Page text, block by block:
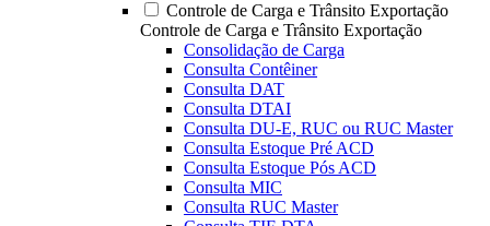
Controle de Carga e Trânsito Exportação
Controle de Carga e Trânsito Exportação
Consolidação de Carga
Consulta Contêiner
Consulta DAT
Consulta DTAI
Consulta DU-E, RUC ou RUC Master
Consulta Estoque Pré ACD
Consulta Estoque Pós ACD
Consulta MIC
Consulta RUC Master